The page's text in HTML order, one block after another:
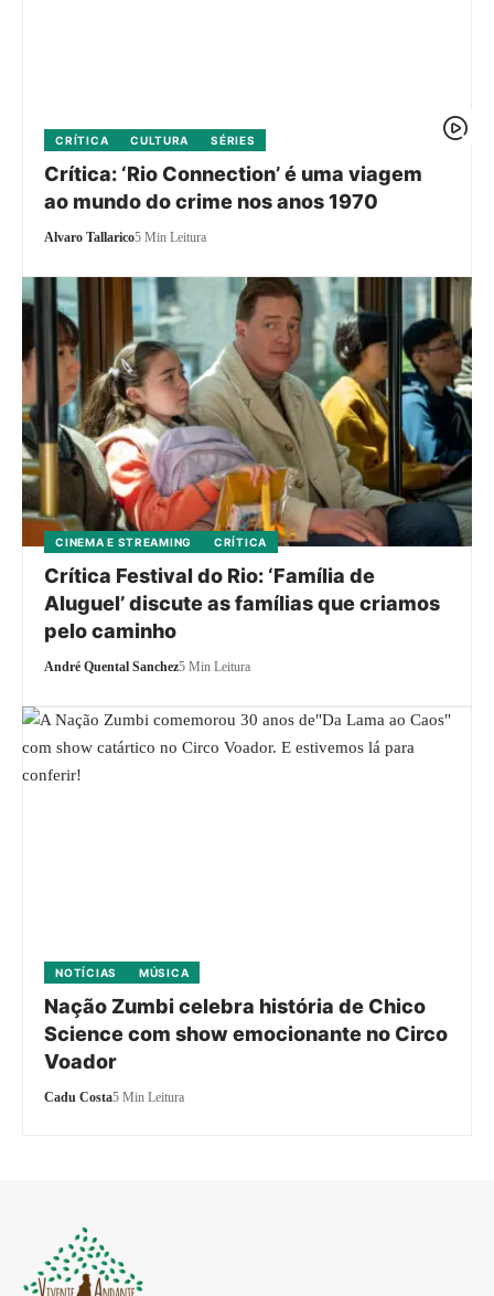
CRÍTICA CULTURA SÉRIES
Crítica: ‘Rio Connection’ é uma viagem
ao mundo do crime nos anos 1970
Alvaro Tallarico5 Min Leitura
CINEMA E STREAMING CRÍTICA
Crítica Festival do Rio: ‘Família de
Aluguel’ discute as famílias que criamos
pelo caminho
André Quental Sanchez5 Min Leitura
NOTÍCIAS MÚSICA
Nação Zumbi celebra história de Chico
Science com show emocionante no Circo
Voador
Cadu Costa5 Min Leitura